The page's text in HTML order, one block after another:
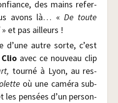
des mains refer­
avons là… « De toute
» et pas ailleurs !
d’une autre sorte, c’est
Clio avec ce nou­veau clip
tour­né à Lyon, au res­
où une camé­ra sub­
les pen­sées d’un per­son­